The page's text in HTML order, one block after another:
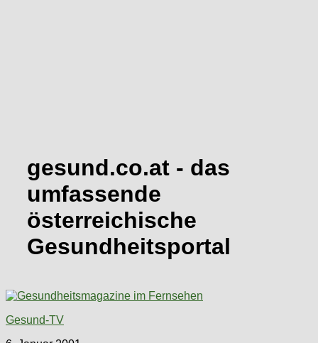
gesund.co.at - das
umfassende
österreichische
Gesundheitsportal
Gesund-TV